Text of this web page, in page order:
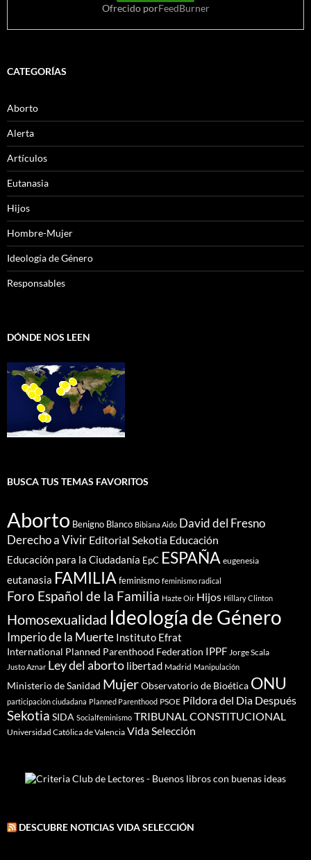
Ofrecido porFeedBurner
CATEGORÍAS
Aborto
Alerta
Artículos
Eutanasia
Hijos
Hombre-Mujer
Ideología de Género
Responsables
DÓNDE NOS LEEN
BUSCA TUS TEMAS FAVORITOS
Aborto Benigno Blanco Bibiana Aido David del Fresno
Derecho a Vivir Editorial Sekotia Educación
Educación para la Ciudadanía EpC ESPAÑA eugenesia
eutanasia FAMILIA feminismo feminismo radical
Foro Español de la Familia Hazte Oir Hijos Hillary Clinton
Homosexualidad Ideología de Género
Imperio de la Muerte Instituto Efrat
International Planned Parenthood Federation IPPF Jorge Scala
Justo Aznar Ley del aborto libertad Madrid Manipulación
Ministerio de Sanidad MujerObservatorio de Bioética ONU
participación ciudadana Planned Parenthood PSOE Píldora del Dia Después
Sekotia SIDA Socialfeminismo TRIBUNAL CONSTITUCIONAL
Universidad Católica de Valencia Vida Selección
DESCUBRE NOTICIAS VIDA SELECCIÓN